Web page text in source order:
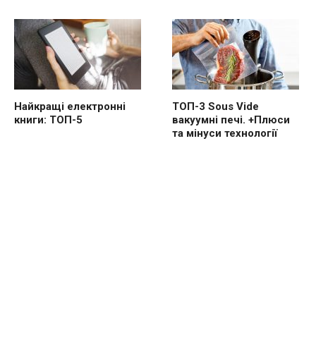
Найкращі електронні
книги: ТОП-5
ТОП-3 Sous Vide
вакуумні печі. +Плюси
та мінуси технології